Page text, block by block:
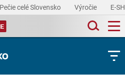
Pečie celé Slovensko Výročie E-